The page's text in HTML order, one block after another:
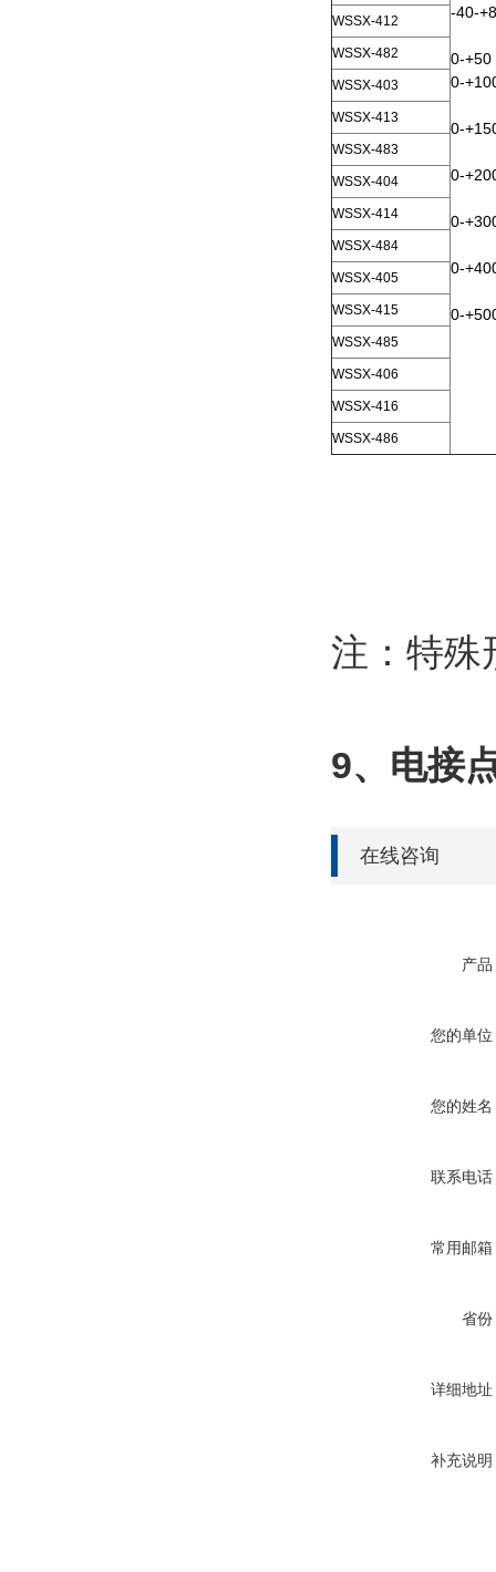
-40-
0-+50
0-
0-
0-
0-
0-
0-
WSSX-412
WSSX-482
WSSX-403
WSSX-413
WSSX-483
WSSX-404
WSSX-414
WSSX-484
WSSX-405
WSSX-415
WSSX-485
WSSX-406
WSSX-416
WSSX-486
注：特殊
9、电接
在线咨询
产品
您的单位
您的姓名
联系电话
常用邮箱
省份
详细地址
补充说明